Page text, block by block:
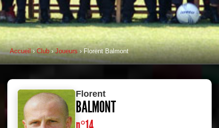
Accueil›Club›Joueurs › Florent Balmont
Florent
BALMONT